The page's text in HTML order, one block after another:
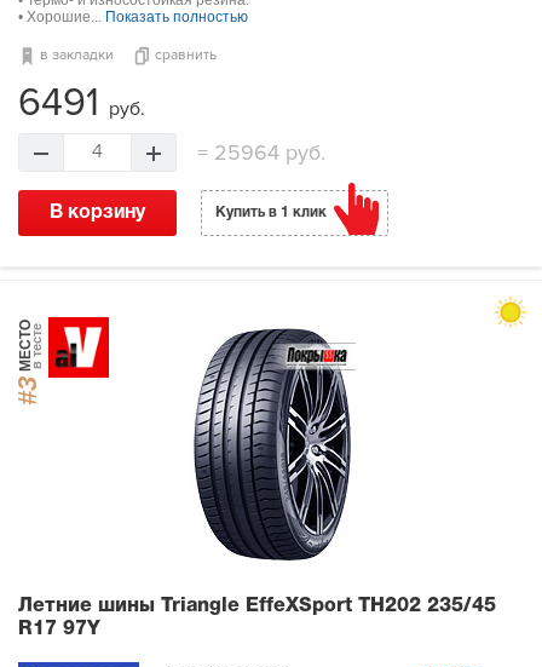
• Хорошие... Показать полностью
в закладки сравнить
6491 руб.
4 =25964 руб.
В корзину Купить в 1 клик
#3
МЕСТОв тесте
Летние шины Triangle EffeXSport TH202 235/45
R17 97Y